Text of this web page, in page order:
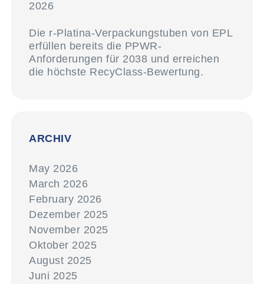
2026
Die r-Platina-Verpackungstuben von EPL
erfüllen bereits die PPWR-
Anforderungen für 2038 und erreichen
die höchste RecyClass-Bewertung.
ARCHIV
May 2026
March 2026
February 2026
Dezember 2025
November 2025
Oktober 2025
August 2025
Juni 2025